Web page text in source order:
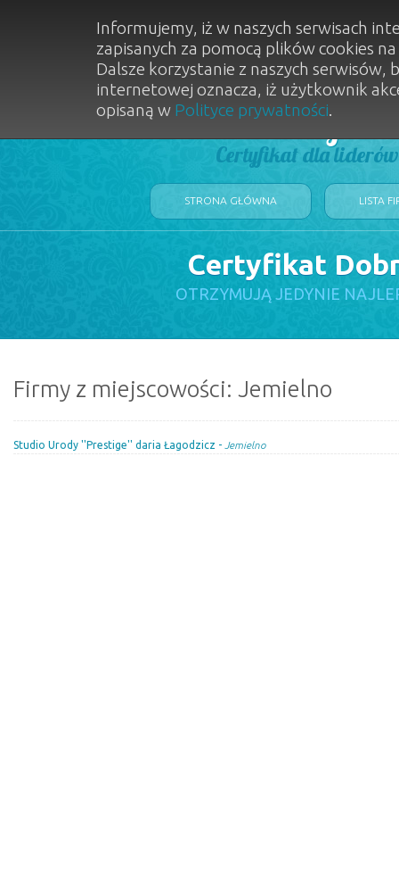
Dobry
Certyfikat dla
STRONA GŁÓWNA LISTA
Certyfikat
OTRZYMUJĄ JEDYNIE
Firmy z miejscowości: Jemielno
Studio Urody ''Prestige'' daria Łagodzicz - Jemielno
Informujemy, iż w naszych serwisach
zapisanych za pomocą plików cookies
Dalsze korzystanie z naszych
internetowej oznacza, iż użytkownik
opisaną w Polityce prywatności.